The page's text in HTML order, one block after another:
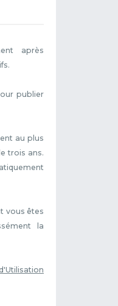
après
publier
au plus
trois ans.
vous êtes
la